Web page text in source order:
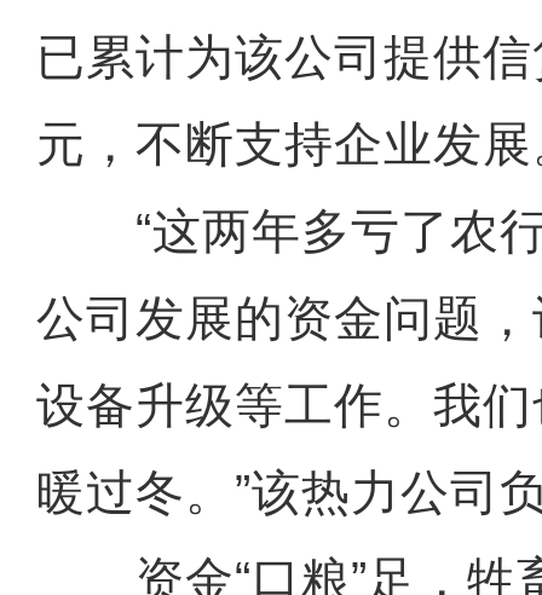
已累计为该公司提供
元，不断支持企业发
“这两年多亏了农行
公司发展的资金问题
设备升级等工作。我
暖过冬。”该热力公司
资金“口粮”足，牲